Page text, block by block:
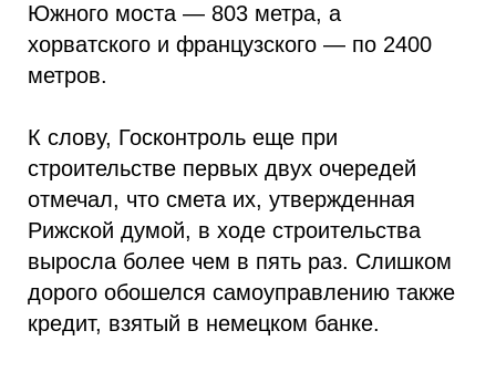
Южного моста — 803 метра, а
хорватского и французского — по 2400
метров.
К слову, Госконтроль еще при
строительстве первых двух очередей
отмечал, что смета их, утвержденная
Рижской думой, в ходе строительства
выросла более чем в пять раз. Слишком
дорого обошелся самоуправлению также
кредит, взятый в немецком банке.